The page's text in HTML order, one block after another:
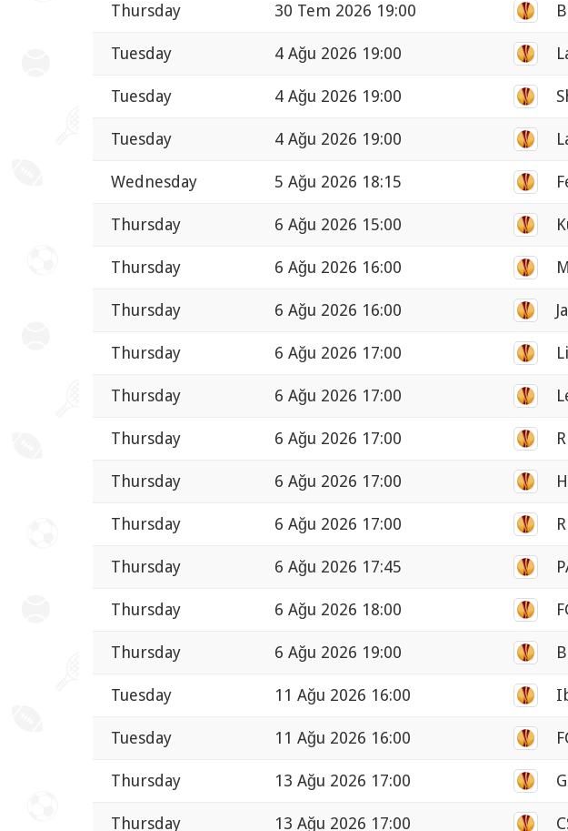
Thursday 30 Tem 2026 19:00
Tuesday 4 Ağu 2026 19:00
Tuesday 4 Ağu 2026 19:00
Tuesday 4 Ağu 2026 19:00
Wednesday 5 Ağu 2026 18:15
Thursday 6 Ağu 2026 15:00
Thursday 6 Ağu 2026 16:00
Thursday 6 Ağu 2026 16:00
Thursday 6 Ağu 2026 17:00
Thursday 6 Ağu 2026 17:00
Thursday 6 Ağu 2026 17:00
Thursday 6 Ağu 2026 17:00
Thursday 6 Ağu 2026 17:00
Thursday 6 Ağu 2026 17:45
Thursday 6 Ağu 2026 18:00
Thursday 6 Ağu 2026 19:00
Tuesday 11 Ağu 2026 16:00
Tuesday 11 Ağu 2026 16:00
Thursday 13 Ağu 2026 17:00
Thursday 13 Ağu 2026 17:00